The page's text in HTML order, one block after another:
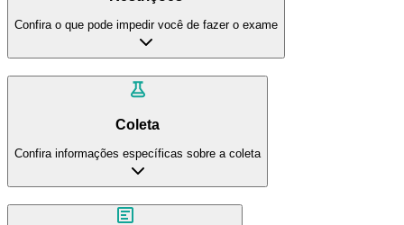
Confira o que pode impedir você de fazer o exame
Coleta
Confira informações específicas sobre a coleta